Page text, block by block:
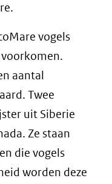
vogels
aantal
Twee
uit Siberie
Ze staan
die vogels
worden deze